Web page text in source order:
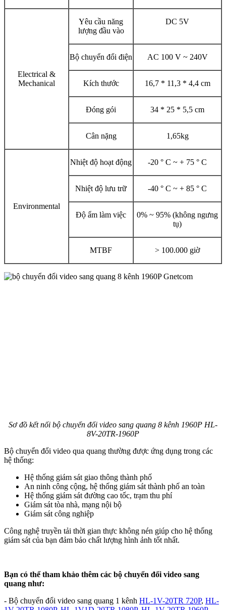
Electrical &
Mechanical
Yêu cầu năng
lượng đầu vào
DC 5V
Bộ chuyển đổi điện AC 100 V ~ 240V
Kích thước 16,7 * 11,3 * 4,4 cm
Đóng gói 34 * 25 * 5,5 cm
Cân nặng 1,65kg
Environmental
Nhiệt độ hoạt động -20 ° C ~ + 75 ° C
Nhiệt độ lưu trữ -40 ° C ~ + 85 ° C
Độ ẩm làm việc
0% ~ 95% (không ngưng
tụ)
MTBF > 100.000 giờ
Sơ đồ kết nối bộ chuyển đổi video sang quang 8 kênh 1960P HL-
8V-20TR-1960P
Bộ chuyển đổi video qua quang thường được ứng dụng trong các
hệ thống:
Hệ thống giám sát giao thông thành phố
An ninh công cộng, hệ thống giám sát thành phố an toàn
Hệ thống giám sát đường cao tốc, trạm thu phí
Giám sát tòa nhà, mạng nội bộ
Giám sát công nghiệp
Công nghệ truyền tải thời gian thực không nén giúp cho hệ thống
giám sát của bạn đảm bảo chất lượng hình ảnh tốt nhất.
Bạn có thể tham khảo thêm các bộ chuyển đổi video sang
quang như:
- Bộ chuyển đổi video sang quang 1 kênh HL-1V-20TR 720P, HL-